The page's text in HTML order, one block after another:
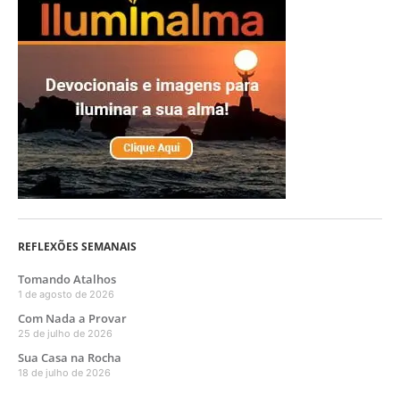
REFLEXÕES SEMANAIS
Tomando Atalhos
1 de agosto de 2026
Com Nada a Provar
25 de julho de 2026
Sua Casa na Rocha
18 de julho de 2026